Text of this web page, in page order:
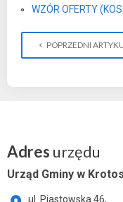
WZÓR OFERTY
POPRZEDNI
Adres urzędu
Urząd Gminy w
ul. Piastowska 46,